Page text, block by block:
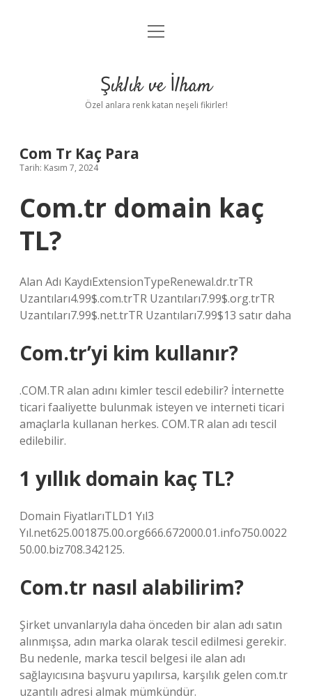
Anasayfa
Yasal Uyarı
menüyü
Şıklık ve İlham
Özel anlara renk katan neşeli fikirler!
Com Tr Kaç Para
Tarih: Kasım 7, 2024
Com.tr domain kaç
TL?
Alan Adı KaydıExtensionTypeRenewal.dr.trTR
Uzantıları4.99$.com.trTR Uzantıları7.99$.org.trTR
Uzantıları7.99$.net.trTR Uzantıları7.99$13 satır daha
Com.tr’yi kim kullanır?
.COM.TR alan adını kimler tescil edebilir? İnternette
ticari faaliyette bulunmak isteyen ve interneti ticari
amaçlarla kullanan herkes. COM.TR alan adı tescil
edilebilir.
1 yıllık domain kaç TL?
Domain FiyatlarıTLD1 Yıl3
Yıl.net625.001875.00.org666.672000.01.info750.0022
50.00.biz708.342125.
Com.tr nasıl alabilirim?
Şirket unvanlarıyla daha önceden bir alan adı satın
alınmışsa, adın marka olarak tescil edilmesi gerekir.
Bu nedenle, marka tescil belgesi ile alan adı
sağlayıcısına başvuru yapılırsa, karşılık gelen com.tr
uzantılı adresi almak mümkündür.